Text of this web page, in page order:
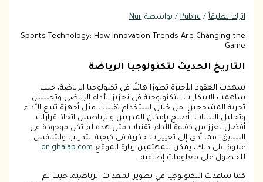
اترك تعليقاً /
Public / بواسطة Nur
Sports Technology: How Innovation Trends Are Changing the
Game
التاريخ الحديث لتكنولوجيا الرياضة
شهدت العقود الأخيرة تطورًا هائلًا في تكنولوجيا الرياضة، حيث
ساهمت الابتكارات التكنولوجية في تعزيز الأداء الرياضي وتحسين
تجربة المشجعين. من خلال استخدام تقنيات مثل أجهزة تتبع الأداء
وتحليل البيانات، أصبح بإمكان المدربين والرياضيين اتخاذ قرارات
أفضل تعزز من كفاءة الأداء. تقنيات مثل هذه لم تكن موجودة في
السابق، مما أدى إلى تغييرات جذرية في كيفية التدريب والتنافس.
علاوة على ذلك، يمكن للمهتمين زيارة الموقعdr-ghalab.com
للحصول على معلومات إضافية.
كما ساعدت التكنولوجيا في تطوير المعدات الرياضية، حيث تم